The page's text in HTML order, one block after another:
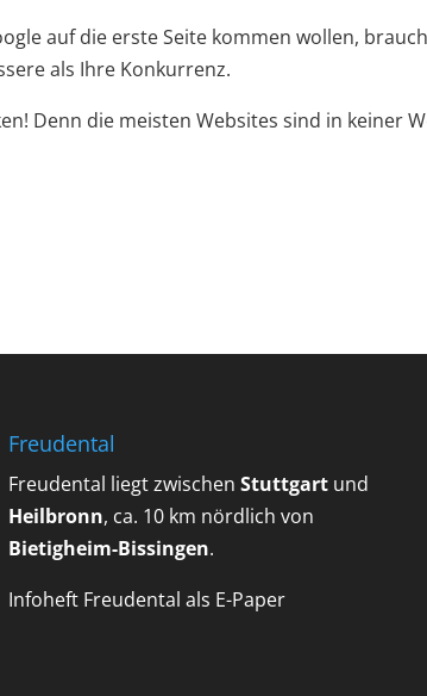
auf die erste Seite kommen wollen,
als Ihre Konkurrenz.
Denn die meisten Websites sind in keiner
Freudental
Freudental liegt zwischen Stuttgartund
Heilbronn, ca. 10 km nördlich von
Bietigheim-Bissingen.
Infoheft Freudental als E-Paper